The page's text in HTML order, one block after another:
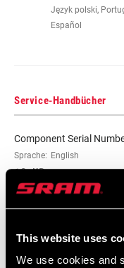
This website uses
We use cookies and
PEDALSPINDEL /
KURBELARM
SEITENFREIHEIT
Język polski,
Español
Service-Handbücher
Component Serial
Sprache: English
10 MB